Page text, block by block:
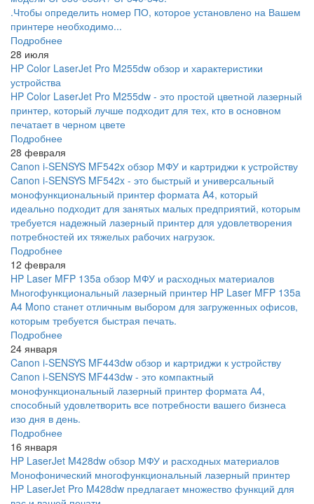
.Чтобы определить номер ПО, которое установлено на Вашем
принтере необходимо...
Подробнее
28 июля
HP Color LaserJet Pro M255dw обзор и характеристики
устройства
HP Color LaserJet Pro M255dw - это простой цветной лазерный
принтер, который лучше подходит для тех, кто в основном
печатает в черном цвете
Подробнее
28 февраля
Canon i-SENSYS MF542x обзор МФУ и картриджи к устройству
Canon i-SENSYS MF542x - это быстрый и универсальный
монофункциональный принтер формата A4, который
идеально подходит для занятых малых предприятий, которым
требуется надежный лазерный принтер для удовлетворения
потребностей их тяжелых рабочих нагрузок.
Подробнее
12 февраля
HP Laser MFP 135a обзор МФУ и расходных материалов
Многофункциональный лазерный принтер HP Laser MFP 135a
A4 Mono станет отличным выбором для загруженных офисов,
которым требуется быстрая печать.
Подробнее
24 января
Canon i-SENSYS MF443dw обзор и картриджи к устройству
Canon i-SENSYS MF443dw - это компактный
монофункциональный лазерный принтер формата А4,
способный удовлетворить все потребности вашего бизнеса
изо дня в день.
Подробнее
16 января
HP LaserJet M428dw обзор МФУ и расходных материалов
Монофонический многофункциональный лазерный принтер
HP LaserJet Pro M428dw предлагает множество функций для